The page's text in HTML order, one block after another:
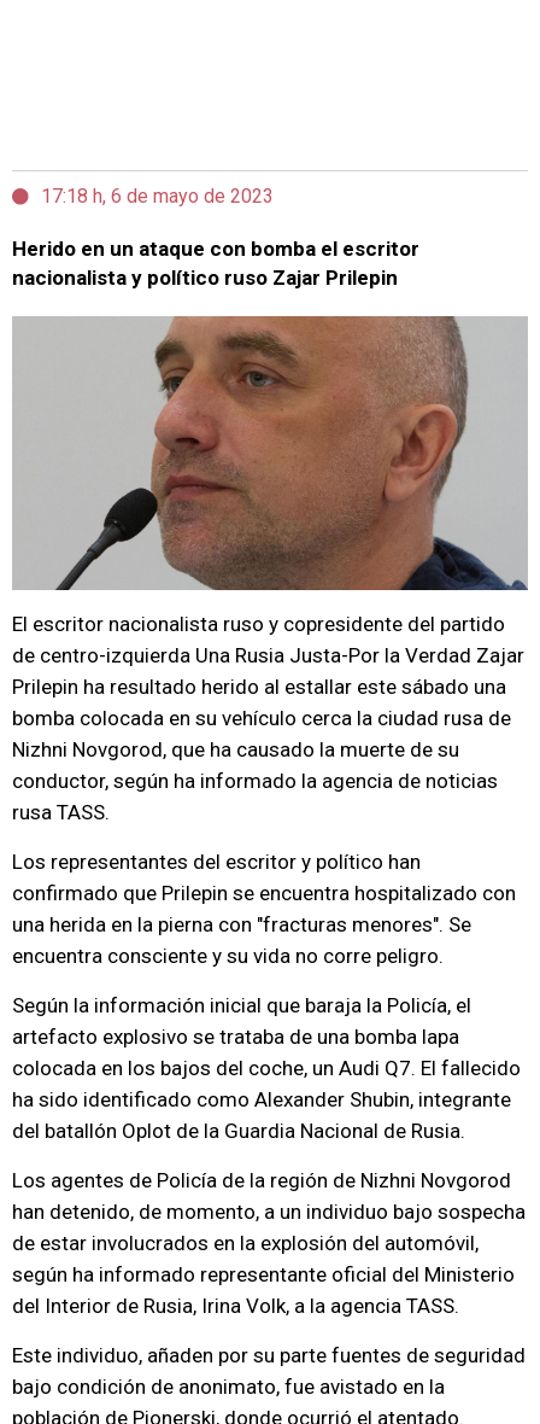
17:18 h, 6 de mayo de 2023
Herido en un ataque con bomba el escritor
nacionalista y político ruso Zajar Prilepin
El escritor nacionalista ruso y copresidente del partido
de centro-izquierda Una Rusia Justa-Por la Verdad Zajar
Prilepin ha resultado herido al estallar este sábado una
bomba colocada en su vehículo cerca la ciudad rusa de
Nizhni Novgorod, que ha causado la muerte de su
conductor, según ha informado la agencia de noticias
rusa TASS.
Los representantes del escritor y político han
confirmado que Prilepin se encuentra hospitalizado con
una herida en la pierna con "fracturas menores". Se
encuentra consciente y su vida no corre peligro.
Según la información inicial que baraja la Policía, el
artefacto explosivo se trataba de una bomba lapa
colocada en los bajos del coche, un Audi Q7. El fallecido
ha sido identificado como Alexander Shubin, integrante
del batallón Oplot de la Guardia Nacional de Rusia.
Los agentes de Policía de la región de Nizhni Novgorod
han detenido, de momento, a un individuo bajo sospecha
de estar involucrados en la explosión del automóvil,
según ha informado representante oficial del Ministerio
del Interior de Rusia, Irina Volk, a la agencia TASS.
Este individuo, añaden por su parte fuentes de seguridad
bajo condición de anonimato, fue avistado en la
población de Pionerski, donde ocurrió el atentado.